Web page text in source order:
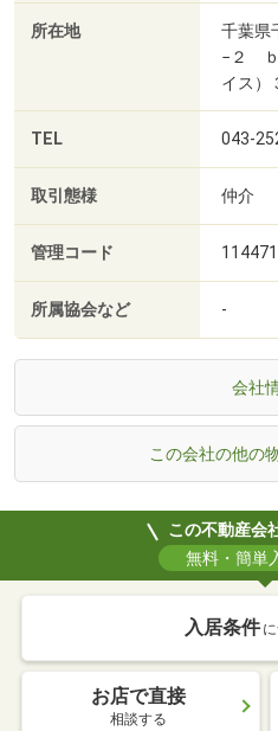
所在地
千葉県
−２ ｂ
イス）
TEL 043-
取引態様 仲介
管理コード 114471
所属協会など -
会社
この会社の他の
この不動産会
無料・簡単
入居条件
お店で直接
相談する